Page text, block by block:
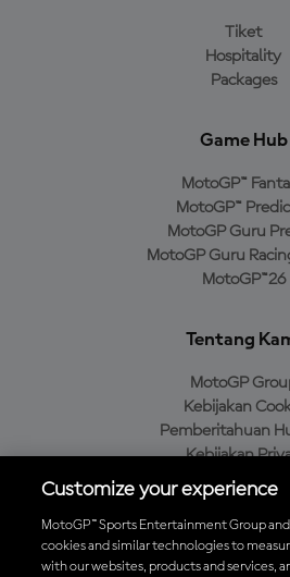
Tiket
Hospitality
Packages
Game Hub
MotoGP™
MotoGP™
MotoGP Guru
MotoGP Guru
MotoGP™26
Tentang
MotoGP
Kebijakan
Pemberitahuan
Kebijakan
Kebijakan
Unduh Aplikasi Resmi
Customize your experience
MotoGP™ Sports Entertainment Group
cookies and similar technologies to
with our websites, products and services,